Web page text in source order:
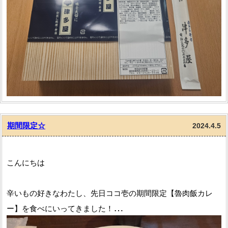
じゃーーーーーーん
伝統ののり弁です
最高のひと時でした。
期間限定☆ 2024.4.5
こんにちは
辛いもの好きなわたし、先日ココ壱の期間限定【魯肉飯カレ
ー】を食べにいってきました！